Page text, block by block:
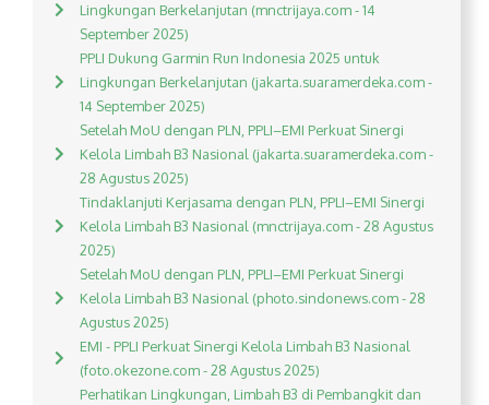
Lingkungan Berkelanjutan (mnctrijaya.com - 14
September 2025)
PPLI Dukung Garmin Run Indonesia 2025 untuk
Lingkungan Berkelanjutan (jakarta.suaramerdeka.com -
14 September 2025)
Setelah MoU dengan PLN, PPLI–EMI Perkuat Sinergi
Kelola Limbah B3 Nasional (jakarta.suaramerdeka.com -
28 Agustus 2025)
Tindaklanjuti Kerjasama dengan PLN, PPLI–EMI Sinergi
Kelola Limbah B3 Nasional (mnctrijaya.com - 28 Agustus
2025)
Setelah MoU dengan PLN, PPLI–EMI Perkuat Sinergi
Kelola Limbah B3 Nasional (photo.sindonews.com - 28
Agustus 2025)
EMI - PPLI Perkuat Sinergi Kelola Limbah B3 Nasional
(foto.okezone.com - 28 Agustus 2025)
Perhatikan Lingkungan, Limbah B3 di Pembangkit dan